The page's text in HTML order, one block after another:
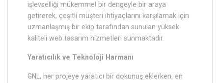
işlevselliği mükemmel bir dengeyle bir araya
getirerek, çeşitli müşteri ihtiyaçlarını karşılamak için
uzmanlaşmış bir ekip tarafından sunulan yüksek
kaliteli web tasarım hizmetleri sunmaktadır.
Yaratıcılık ve Teknoloji Harmanı
GNL, her projeye yaratıcı bir dokunuş eklerken, en